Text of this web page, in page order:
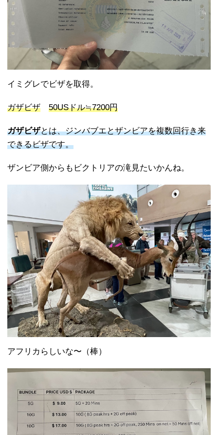
イミグレでビザを取得。
ガザビザ 50USドル≒7200円
ガザビザとは、ジンバブエとザンビアを複数回行き来
できるビザです。
ザンビア側からもビクトリアの滝見たいかんね。
アフリカらしいな〜（棒）